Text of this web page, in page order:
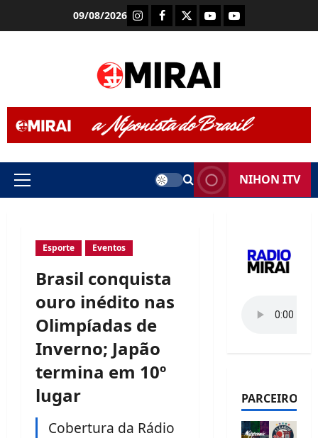
09/08/2026 InstagramFacebook
X Youtube (Rádio
Youtube (TV
Primary
NIHON ITV
Esporte Eventos
Brasil conquista
ouro inédito nas
Olimpíadas de
Inverno; Japão
termina em 10º
lugar
Cobertura da Rádio
PARCEIROS